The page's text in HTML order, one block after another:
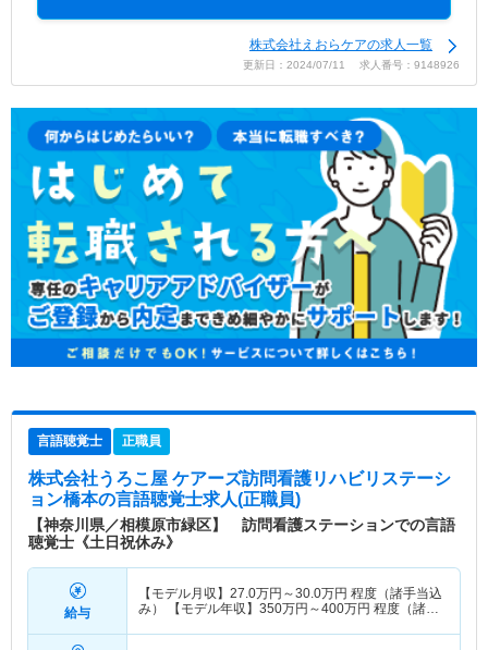
株式会社えおらケアの求人一覧
更新日：2024/07/11 求人番号：9148926
言語聴覚士 正職員
株式会社うろこ屋 ケアーズ訪問看護リハビリステーシ
ョン橋本の言語聴覚士求人(正職員)
【神奈川県／相模原市緑区】 訪問看護ステーションでの言語
聴覚士《土日祝休み》
給与
【モデル月収】 27.0万円～30.0万円 程度（諸手当込
み） 【モデル年収】 350万円～400万円 程度（諸手